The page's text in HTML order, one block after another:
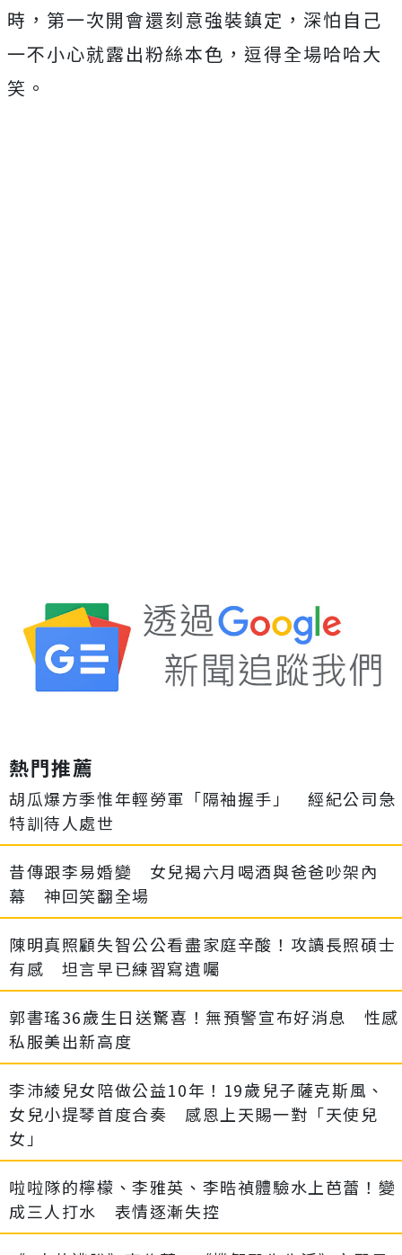
時，第一次開會還刻意強裝鎮定，深怕自己
一不小心就露出粉絲本色，逗得全場哈哈大
笑。
熱門推薦
胡瓜爆方季惟年輕勞軍「隔袖握手」 經紀公司急
特訓待人處世
昔傳跟李易婚變 女兒揭六月喝酒與爸爸吵架內
幕 神回笑翻全場
陳明真照顧失智公公看盡家庭辛酸！攻讀長照碩士
有感 坦言早已練習寫遺囑
郭書瑤36歲生日送驚喜！無預警宣布好消息 性感
私服美出新高度
李沛綾兒女陪做公益10年！19歲兒子薩克斯風、
女兒小提琴首度合奏 感恩上天賜一對「天使兒
女」
啦啦隊的檸檬、李雅英、李晧禎體驗水上芭蕾！變
成三人打水 表情逐漸失控